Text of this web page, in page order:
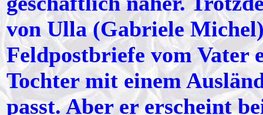
von Ulla (Gabriele
Feldpostbriefe vom Vater
Tochter mit einem
passt. Aber er erscheint